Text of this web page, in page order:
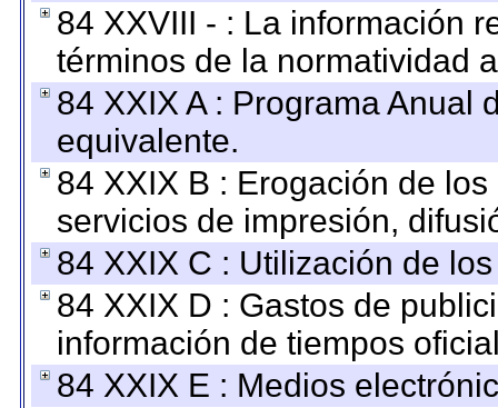
84 XXVIII - : La información
términos de la normatividad
84 XXIX A : Programa Anual
equivalente.
84 XXIX B : Erogación de
servicios de impresión,
84 XXIX C : Utilización de
84 XXIX D : Gastos de
información de tiempos
84 XXIX E : Medios